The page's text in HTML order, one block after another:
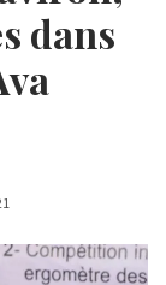
dans